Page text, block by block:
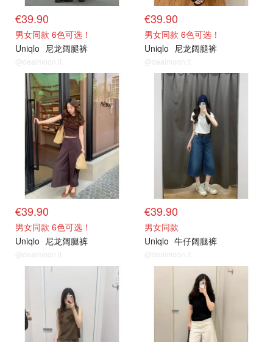
€39.90
男女同款 6色可选！
Uniqlo 尼龙阔腿裤
@dealmoon.it
€39.90
男女同款 6色可选！
Uniqlo 尼龙阔腿裤
@dealmoon.it
€39.90
男女同款 6色可选！
Uniqlo 尼龙阔腿裤
@dealmoon.it
€39.90
男女同款
Uniqlo 牛仔阔腿裤
@dealmoon.it